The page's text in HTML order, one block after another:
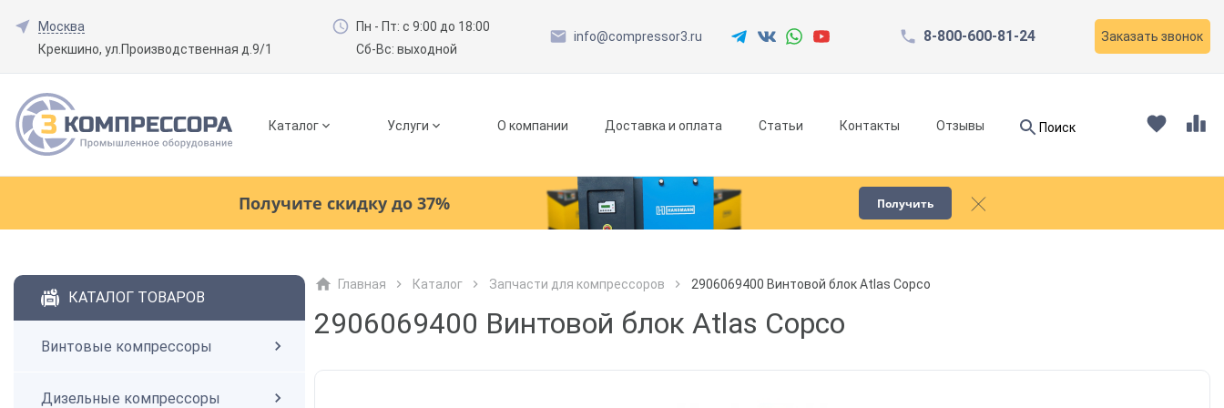
Москва
Крекшино, ул.Производственная д.9/1
Пн - Пт: с 9:00 до 18:00
Сб-Вс: выходной
info@compressor3.ru 8-800-600-81-24 Заказать звонок
Каталог
Рефрижераторные осушители
Услуги О компании Доставка и оплата Статьи Контакты Отзывы Поиск
Получите скидку до 37% Получить
Смотреть все товары(0)
КАТАЛОГ ТОВАРОВ
Винтовые компрессоры
Дизельные компрессоры
Главная Каталог Запчасти для компрессоров 2906069400 Винтовой блок Atlas Copco
2906069400 Винтовой блок Atlas Copco
Город доставки
Как к Вам обращаться?